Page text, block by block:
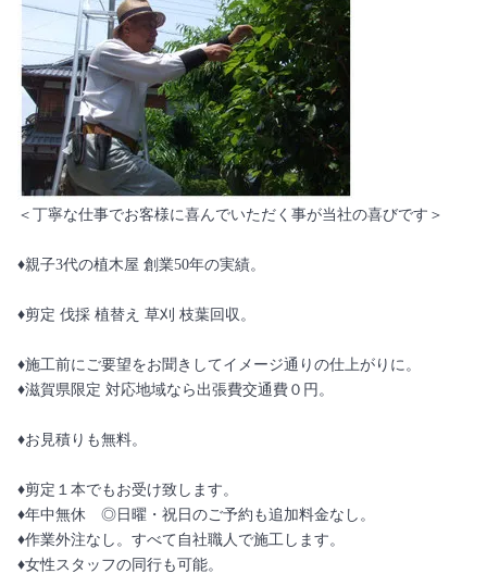
＜丁寧な仕事でお客様に喜んでいただく事が当社の喜びです＞
♦︎親子3代の植木屋 創業50年の実績。
♦︎剪定 伐採 植替え 草刈 枝葉回収。
♦︎施工前にご要望をお聞きしてイメージ通りの仕上がりに。
♦︎滋賀県限定 対応地域なら出張費交通費０円。
♦︎お見積りも無料。
♦︎剪定１本でもお受け致します。
♦︎年中無休 ◎日曜・祝日のご予約も追加料金なし。
♦︎作業外注なし。すべて自社職人で施工します。
♦︎女性スタッフの同行も可能。